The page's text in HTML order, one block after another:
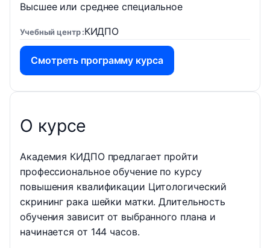
Высшее или среднее специальное
Учебный центр КИДПО
Смотреть программу курса
О курсе
Академия КИДПО предлагает пройти
профессиональное обучение по курсу
повышения квалификации Цитологический
скрининг рака шейки матки. Длительность
обучения зависит от выбранного плана и
начинается от 144 часов.